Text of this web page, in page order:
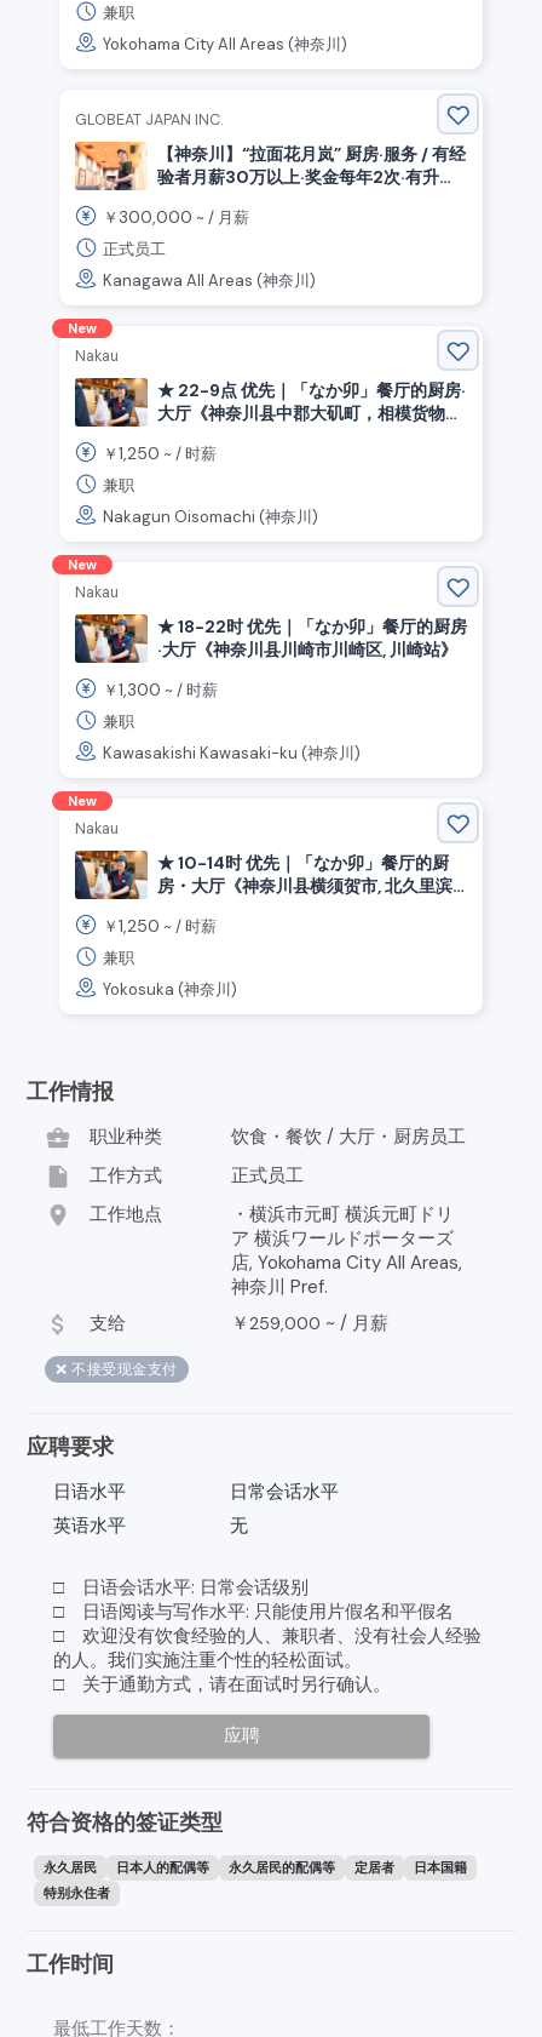
兼职
Yokohama City All Areas (神奈川)
GLOBEAT JAPAN INC.
【神奈川】“拉面花月岚” 厨房·服务 / 有经
验者月薪30万以上·奖金每年2次·有升职
￥ 300,000 ~ / 月薪
正式员工
Kanagawa All Areas (神奈川)
New
Nakau
★ 22-9点 优先｜「なか卯」餐厅的厨房·
大厅《神奈川县中郡大矶町，相模货物
￥1,250 ~ /时薪
兼职
Nakagun Oisomachi (神奈川)
New
Nakau
★ 18-22时 优先｜「なか卯」餐厅的厨房
·大厅《神奈川县川崎市川崎区, 川崎站》
￥1,300 ~ /时薪
兼职
Kawasakishi Kawasaki-ku (神奈川)
New
Nakau
★ 10-14时 优先｜「なか卯」餐厅的厨
房・大厅《神奈川县横须贺市, 北久里滨
￥1,250 ~ /时薪
兼职
Yokosuka (神奈川)
工作情报
business_center
职业种类 饮食・餐饮 / 大厅・厨房员工
insert_drive_file 工作方式 正式员工
location_on 工作地点
・横浜市元町 横浜元町ドリ
ア 横浜ワールドポーターズ
店, Yokohama City All Areas,
神奈川 Pref.
attach_money 支给 ￥ 259,000 ~ / 月薪
❌ 不接受现金支付
应聘要求
日语水平
日常会话水平
英语水平
无
□ 日语会话水平: 日常会话级别
□ 日语阅读与写作水平: 只能使用片假名和平假名
□ 欢迎没有饮食经验的人、兼职者、没有社会人经验
的人。我们实施注重个性的轻松面试。
□ 关于通勤方式，请在面试时另行确认。
应聘
符合资格的签证类型
永久居民 日本人的配偶等 永久居民的配偶等 定居者
日本国籍
特别永住者
工作时间
最低工作天数：